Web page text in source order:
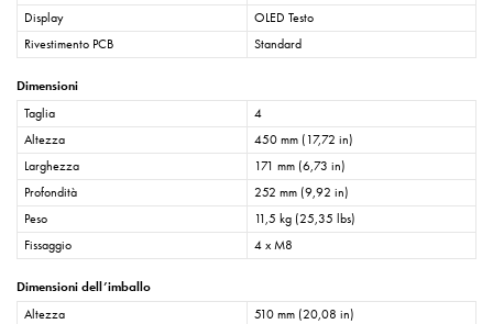
Display
OLED Testo
Rivestimento PCB
Standard
Dimensioni
Taglia
4
Altezza
450 mm (17,72 in)
Larghezza
171 mm (6,73 in)
Profondità
252 mm (9,92 in)
Peso
11,5 kg (25,35 lbs)
Fissaggio
4 x M8
Dimensioni dell’imballo
Altezza
510 mm (20,08 in)